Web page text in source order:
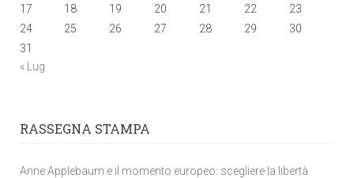
17
18 19 20 21 22
23
24
25 26 27 28 29
30
31
« Lug
RASSEGNA STAMPA
Anne Applebaum e il momento europeo: scegliere la libertà